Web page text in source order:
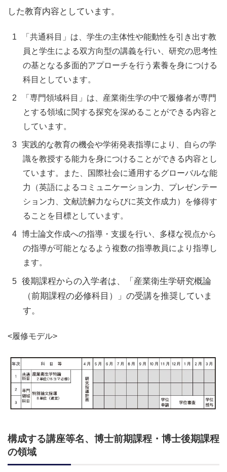
した教育内容としています。
「共通科目」は、学生の主体性や能動性を引き出す教
員と学生による双方向型の講義を行い、研究の思考性
の基となる多面的アプローチを行う素養を身につける
科目としています。
「専門領域科目」は、産業衛生学の中で履修者が専門
とする領域に関する探究を深めることができる内容と
しています。
実践的な教育の機会や学術発表指導により、自らの学
識を教授する能力を身につけることができる内容とし
ています。また、国際社会に通用するグローバルな能
力（英語によるコミュニケーション力、プレゼンテー
ション力、文献読解力ならびに英文作成力）を修得す
ることを目標としています。
博士論文作成への指導・支援を行い、多様な視点から
の指導が可能となるよう複数の指導教員により指導し
ます。
後期課程からの入学者は、「産業衛生学研究概論
（前期課程の必修科目）」の受講を推奨していま
す。
<履修モデル>
構成する講座等名、博士前期課程・博士後期課程
の領域